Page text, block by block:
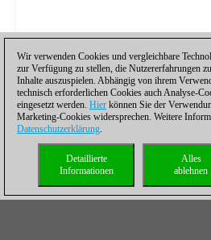
Wir verwenden Cookies und vergleichbare
zur Verfügung zu stellen, die Nutzererfahrungen
Inhalte auszuspielen. Abhängig von ihrem
technisch erforderlichen Cookies auch Analyse-
eingesetzt werden. Hier können Sie der
Marketing-Cookies widersprechen. Weitere
Datenschutzerklärung.
Alles
ablehnen
Detaillierte
Informationen